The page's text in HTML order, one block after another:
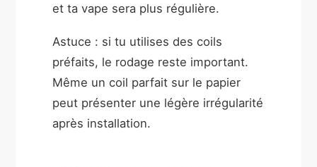
et ta vape sera plus régulière.
Astuce : si tu utilises des coils
préfaits, le rodage reste important.
Même un coil parfait sur le papier
peut présenter une légère irrégularité
après installation.